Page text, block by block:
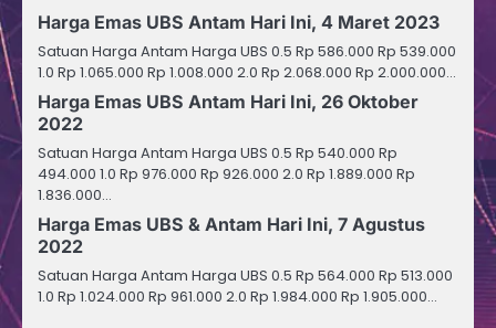
Harga Emas UBS Antam Hari Ini, 4 Maret 2023
Satuan Harga Antam Harga UBS 0.5 Rp 586.000 Rp 539.000
1.0 Rp 1.065.000 Rp 1.008.000 2.0 Rp 2.068.000 Rp 2.000.000…
Harga Emas UBS Antam Hari Ini, 26 Oktober
2022
Satuan Harga Antam Harga UBS 0.5 Rp 540.000 Rp
494.000 1.0 Rp 976.000 Rp 926.000 2.0 Rp 1.889.000 Rp
1.836.000…
Harga Emas UBS & Antam Hari Ini, 7 Agustus
2022
Satuan Harga Antam Harga UBS 0.5 Rp 564.000 Rp 513.000
1.0 Rp 1.024.000 Rp 961.000 2.0 Rp 1.984.000 Rp 1.905.000…